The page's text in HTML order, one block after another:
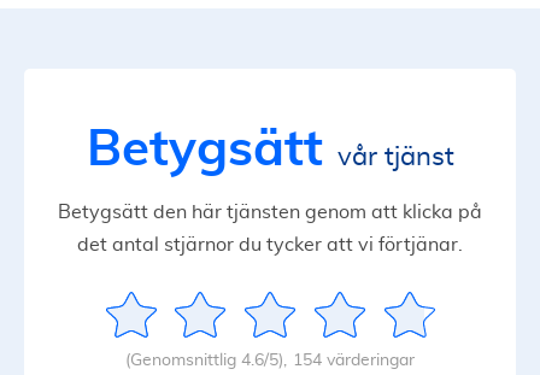
Betygsätt vår tjänst
Betygsätt den här tjänsten genom att klicka på
det antal stjärnor du tycker att vi förtjänar.
(Genomsnittlig 4.6/5), 154 värderingar